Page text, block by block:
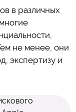
в различных
не менее, они
экспертизу и